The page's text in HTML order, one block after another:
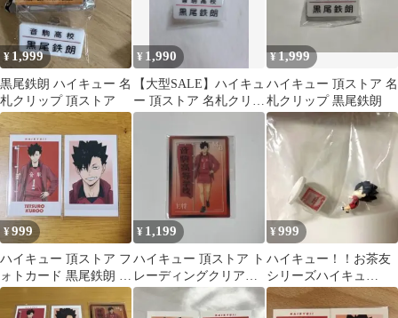
¥ 1,999
黒尾鉄朗 ハイキュー 名
札クリップ 頂ストア
¥ 1,990
【大型SALE】ハイキュ
ー 頂ストア 名札クリッ
プ 音駒 黒尾鉄朗
¥1,999
ハイキュー 頂ストア 名
札クリップ 黒尾鉄朗
¥999
ハイキュー 頂ストア フ
ォトカード 黒尾鉄朗 2
枚セット
¥ 1,199
ハイキュー 頂ストア ト
レーディングクリアカ
ード 黒尾鉄朗
¥999
ハイキュー！！お茶友
シリーズハイキュ
ー！！頂のブレイクタ
イム 黒尾鉄朗